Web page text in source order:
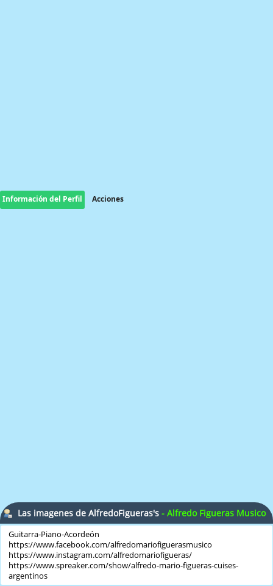
Información del Perfil Acciones
Las imagenes de AlfredoFigueras's- Alfredo Figueras Musico
Guitarra-Piano-Acordeón
https://www.facebook.com/alfredomariofiguerasmusico
https://www.instagram.com/alfredomariofigueras/
https://www.spreaker.com/show/alfredo-mario-figueras-cuises-
argentinos